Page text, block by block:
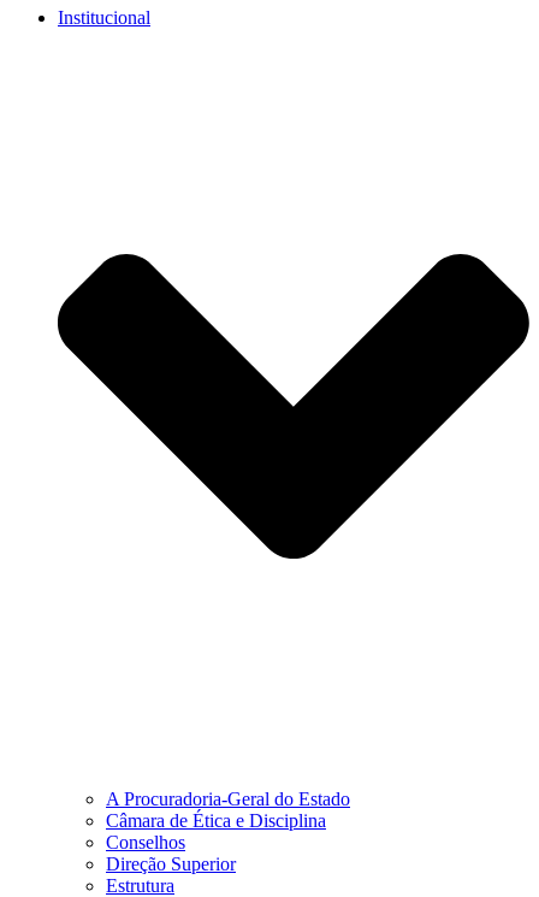
Institucional
A Procuradoria-Geral do Estado
Câmara de Ética e Disciplina
Conselhos
Direção Superior
Estrutura